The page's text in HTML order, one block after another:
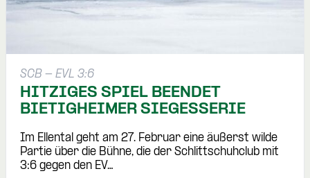
SCB - EVL 3:6
HITZIGES SPIEL BEENDET
BIETIGHEIMER SIEGESSERIE
Im Ellental geht am 27. Februar eine äußerst wilde
Partie über die Bühne, die der Schlittschuhclub mit
3:6 gegen den EV…